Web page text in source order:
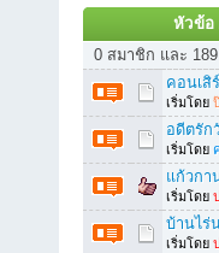
หัวข้อ
0 สมาชิก และ
คอนเสิ
เริ่มโดย
อดีตรัก
เริ่มโดย
แก้วก
เริ่มโดย
บ้านไร่
เริ่มโดย